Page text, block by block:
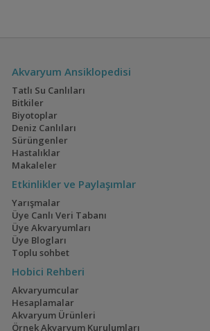
Akvaryum Ansiklopedisi
Tatlı Su Canlıları
Bitkiler
Biyotoplar
Deniz Canlıları
Sürüngenler
Hastalıklar
Makaleler
Etkinlikler ve Paylaşımlar
Yarışmalar
Üye Canlı Veri Tabanı
Üye Akvaryumları
Üye Blogları
Toplu sohbet
Hobici Rehberi
Akvaryumcular
Hesaplamalar
Akvaryum Ürünleri
Örnek Akvaryum Kurulumları